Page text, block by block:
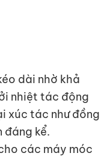
dài nhờ khả
nhiệt tác động
xúc tác như đồng
đáng kể.
các máy móc